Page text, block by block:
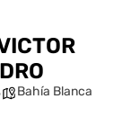
Bahía Blanca